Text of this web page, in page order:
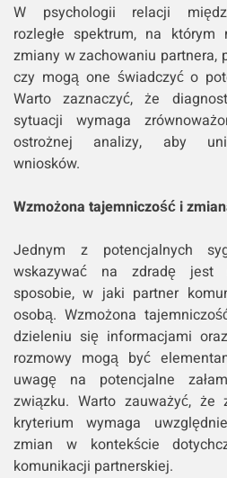
W psychologii relacji
rozległe spektrum, na którym
zmiany w zachowaniu partnera,
czy mogą one świadczyć o
Warto zaznaczyć, że
sytuacji wymaga
ostrożnej analizy, aby
wniosków.
Wzmożona tajemniczość i
Jednym z potencjalnych
wskazywać na zdradę jest
sposobie, w jaki partner
osobą. Wzmożona
dzieleniu się informacjami
rozmowy mogą być
uwagę na potencjalne
związku. Warto zauważyć, że
kryterium wymaga
zmian w kontekście
komunikacji partnerskiej.